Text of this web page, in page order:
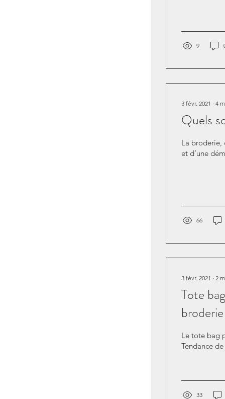
9
3 févr. 2021 ∙ 4
Quels
La broderie,
et d’une
66
3 févr. 2021 ∙ 2
Tote
broderie
Le tote bag
Tendance
33